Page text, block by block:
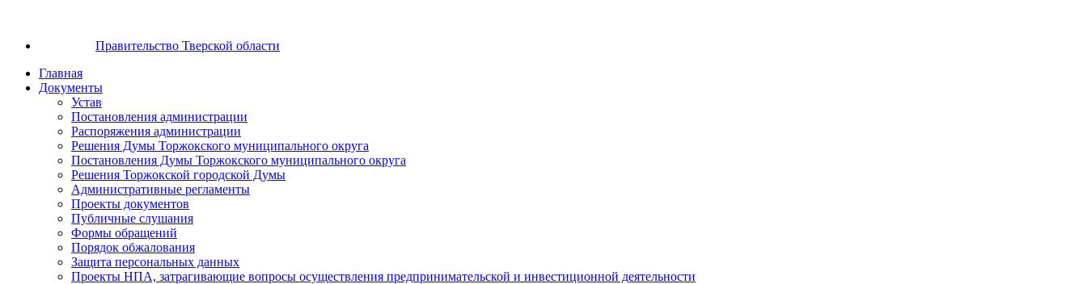
Правительство Тверской области
Главная
Документы
Устав
Постановления администрации
Распоряжения администрации
Решения Думы Торжокского муниципального округа
Постановления Думы Торжокского муниципального округа
Решения Торжокской городской Думы
Административные регламенты
Проекты документов
Публичные слушания
Формы обращений
Порядок обжалования
Защита персональных данных
Проекты НПА, затрагивающие вопросы осуществления предпринимательской и инвестиционной деятельности